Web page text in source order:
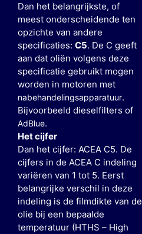
Dan het belangrijkste, of
meest onderscheidende ten
opzichte van andere
specificaties: C5. De C geeft
aan dat oliën volgens deze
specificatie gebruikt mogen
worden in motoren met
nabehandelingsapparatuur.
Bijvoorbeeld dieselfilters of
AdBlue.
Het cijfer
Dan het cijfer: ACEA C5. De
cijfers in de ACEA C indeling
variëren van 1 tot 5. Eerst
belangrijke verschil in deze
indeling is de filmdikte van de
olie bij een bepaalde
temperatuur (HTHS – High